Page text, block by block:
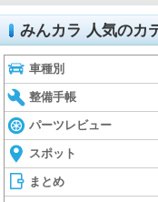
みんカラ 人気のカ
車種別
整備手帳
パーツレビュー
スポット
まとめ